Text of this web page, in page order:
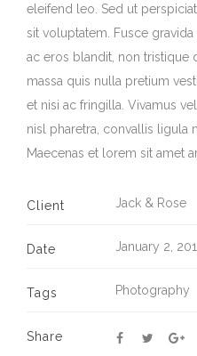
eleifend leo. Sed ut
sit voluptatem. Fusce
ac eros blandit, non tristique
massa quis nulla pretium
et nisi ac fringilla. Vivamus
nisl pharetra, convallis ligula
Maecenas et lorem sit amet
Client Jack & Rose
Date January 2,
Tags Photography
Share